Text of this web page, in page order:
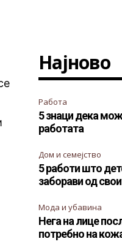
Најново
Работа
5 знаци дека
работата
Дом и семејство
5 работи што
заборави од
Мода и убавина
Нега на лице
потребно на